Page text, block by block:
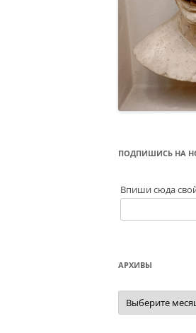
ПОДПИШИСЬ НА
Впиши сюда
АРХИВЫ
Архивы